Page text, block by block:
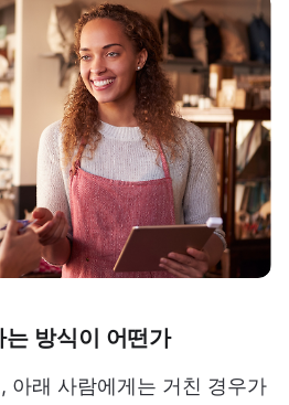
방식이 어떤가
아래 사람에게는 거친 경우가